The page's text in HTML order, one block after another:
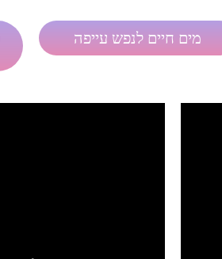
מים חיים לנפש עייפה